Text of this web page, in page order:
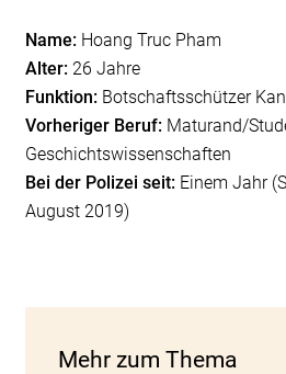
Name:Hoang Truc Pham
Alter:26 Jahre
Funktion:Botschaftsschützer
Vorheriger Beruf:Maturand/
Geschichtswissenschaften
Bei der Polizei seit:Einem Jahr
August 2019)
Mehr zum Thema